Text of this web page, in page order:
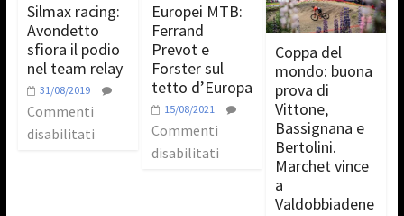
Silmax racing:
Avondetto
sfiora il podio
nel team relay
31/08/2019
Commenti
disabilitati
Europei MTB:
Ferrand
Prevot e
Forster sul
tetto d’Europa
15/08/2021
Commenti
disabilitati
Coppa del
mondo: buona
prova di
Vittone,
Bassignana e
Bertolini.
Marchet vince
a
Valdobbiadene